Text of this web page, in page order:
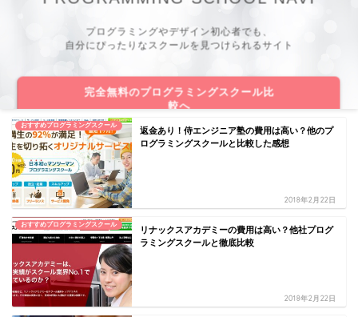
プログラミングやデザイン初心者でも、
自分にぴったりなスクールを見つけられるサイト
完全無料のプログラミングスクール比
較へ
おすすめプログラミングスクール
返金あり！侍エンジニア塾の費用は高い？他のプ
ログラミングスクールと比較した感想
2018年2月22日
おすすめプログラミングスクール
リナックスアカデミーの費用は高い？他社プログ
ラミングスクールと徹底比較
2018年2月22日